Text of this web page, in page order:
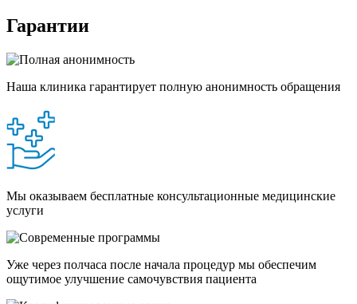
Гарантии
Наша клиника гарантирует полную анонимность обращения
Мы оказываем бесплатные консультационные медицинские
услуги
Уже через полчаса после начала процедур мы обеспечим
ощутимое улучшение самочувствия пациента